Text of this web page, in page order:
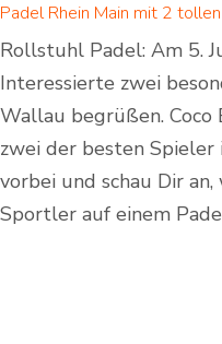
Padel Rhein Main mit 2
Rollstuhl Padel: Am 5.
Interessierte zwei
Wallau begrüßen. Coco
zwei der besten
vorbei und schau Dir
Sportler auf einem